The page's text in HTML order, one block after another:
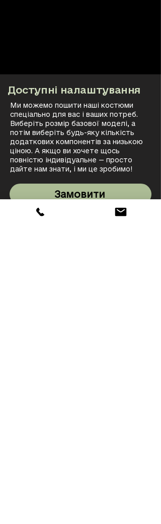
Доступні налаштування
Ми можемо пошити наші костюми
спеціально для вас і ваших потреб.
Виберіть розмір базової моделі, а
потім виберіть будь-яку кількість
додаткових компонентів за низькою
ціною. А якщо ви хочете щось
повністю індивідуальне — просто
дайте нам знати, і ми це зробимо!
Замовити